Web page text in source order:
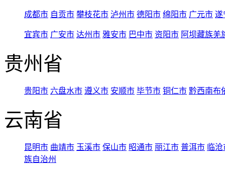
成都市 自贡市 攀枝花市 泸州市 德阳市 绵阳市 广元市 遂
宜宾市 广安市 达州市 雅安市 巴中市 资阳市 阿坝藏族羌
贵州省
贵阳市 六盘水市 遵义市 安顺市 毕节市 铜仁市 黔西南布
云南省
昆明市 曲靖市 玉溪市 保山市 昭通市 丽江市 普洱市 临
族自治州